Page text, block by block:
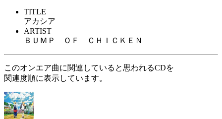
TITLE
アカシア
ARTIST
ＢＵＭＰ ＯＦ ＣＨＩＣＫＥＮ
このオンエア曲に関連していると思われるCDを
関連度順に表示しています。